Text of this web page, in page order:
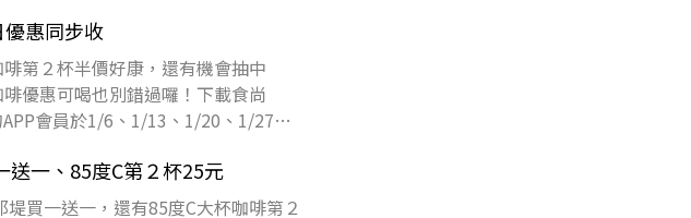
惠同步收
第２杯半價好康，還有機會抽中
優惠可喝也別錯過囉！下載食尚
會員於1/6、1/13、1/20、1/27等
一、85度C第２杯25元
買一送一，還有85度C大杯咖啡第２